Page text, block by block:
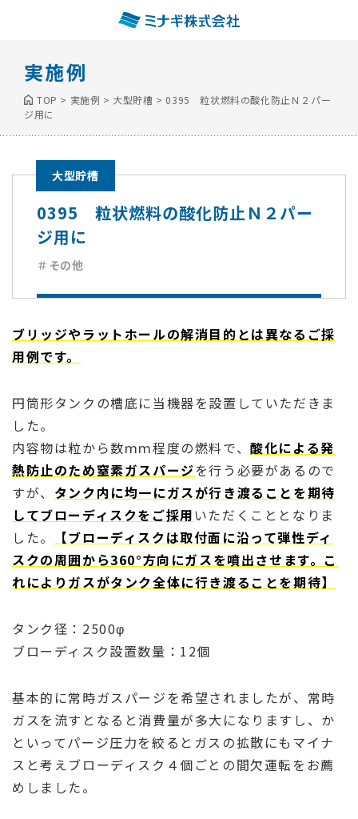
実施例
TOP > 実施例 > 大型貯槽 > 0395 粒状燃料の酸化防止Ｎ２パー
ジ用に
大型貯槽
0395 粒状燃料の酸化防止Ｎ２パー
ジ用に
＃その他
ブリッジやラットホールの解消目的とは異なるご採
用例です。
円筒形タンクの槽底に当機器を設置していただきま
した。
内容物は粒から数ｍｍ程度の燃料で、酸化による発
熱防止のため窒素ガスパージを行う必要があるので
すが、 タンク内に均一にガスが行き渡ることを期待
してブローディスクをご採用 いただくこととなりま
した。
【ブローディスクは取付面に沿って弾性ディ
スクの周囲から360°方向にガスを噴出させます。こ
れによりガスがタンク全体に行き渡ることを期待】
タンク径：2500φ
ブローディスク設置数量：12個
基本的に常時ガスパージを希望されましたが、常時
ガスを流すとなると消費量が多大になりますし、か
といってパージ圧力を絞るとガスの拡散にもマイナ
スと考えブローディスク４個ごとの間欠運転をお薦
めしました。